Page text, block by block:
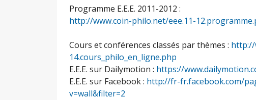
Programme E.E.E. 2011-2012 :
http://www.coin-philo.net/eee.11-
Cours et conférences classés par thèmes : http://
14.cours_philo_en_ligne.php
E.E.E. sur Dailymotion : https://
E.E.E. sur Facebook : http://fr-fr.facebook.com/
v=wall&filter=2